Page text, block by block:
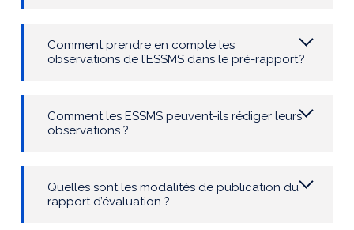
Commentprendre en compte les
observations de l’ESSMS dans le pré-rapport ?
Comment les ESSMS peuvent-ils rédiger leurs
observations ?
Quelles sont les modalités de publication du
rapport d’évaluation ?